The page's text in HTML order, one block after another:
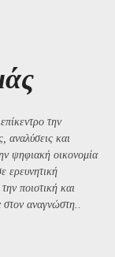
την
αναλύσεις και
ψηφιακή οικονομία
ερευνητική
ποιοτική και
στον αναγνώστη..